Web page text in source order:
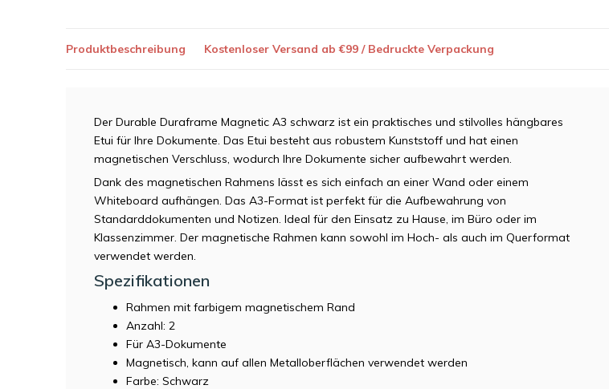
Produktbeschreibung Kostenloser Versand ab €99 / Bedruckte Verpackung
Der Durable Duraframe Magnetic A3 schwarz ist ein praktisches und stilvolles hängbares
Etui für Ihre Dokumente. Das Etui besteht aus robustem Kunststoff und hat einen
magnetischen Verschluss, wodurch Ihre Dokumente sicher aufbewahrt werden.
Dank des magnetischen Rahmens lässt es sich einfach an einer Wand oder einem
Whiteboard aufhängen. Das A3-Format ist perfekt für die Aufbewahrung von
Standarddokumenten und Notizen. Ideal für den Einsatz zu Hause, im Büro oder im
Klassenzimmer. Der magnetische Rahmen kann sowohl im Hoch- als auch im Querformat
verwendet werden.
Spezifikationen
Rahmen mit farbigem magnetischem Rand
Anzahl: 2
Für A3-Dokumente
Magnetisch, kann auf allen Metalloberflächen verwendet werden
Farbe: Schwarz